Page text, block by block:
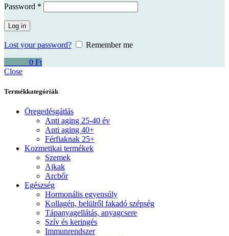
Password *
Log in
Lost your password?
Remember me
0 Ft
Close
Termékkategóriák
Öregedésgátlás
Anti aging 25-40 év
Anti aging 40+
Férfiaknak 25+
Kozmetikai termékek
Szemek
Ajkak
Arcbőr
Egészség
Hormonális egyensúly
Kollagén, belülről fakadó szépség
Tápanyagellátás, anyagcsere
Szív és keringés
Immunrendszer